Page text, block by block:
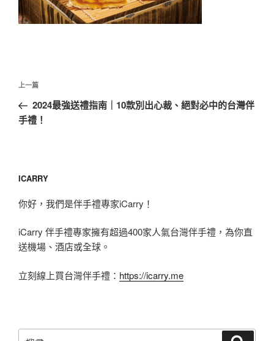
文
導
覽
上
一
篇
上一篇
2024最強送禮指南｜10款別出心裁、絕對必中的台灣伴
手禮！
ICARRY
你好，我們是伴手禮專家iCarry！
iCarry 伴手禮專家擁有超過400家人氣台灣伴手禮，為你直
送機場、酒店或全球。
立刻線上買台灣伴手禮： https://icarry.me